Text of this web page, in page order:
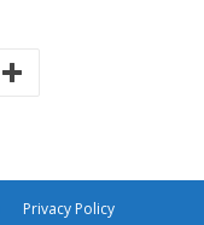
Privacy Policy